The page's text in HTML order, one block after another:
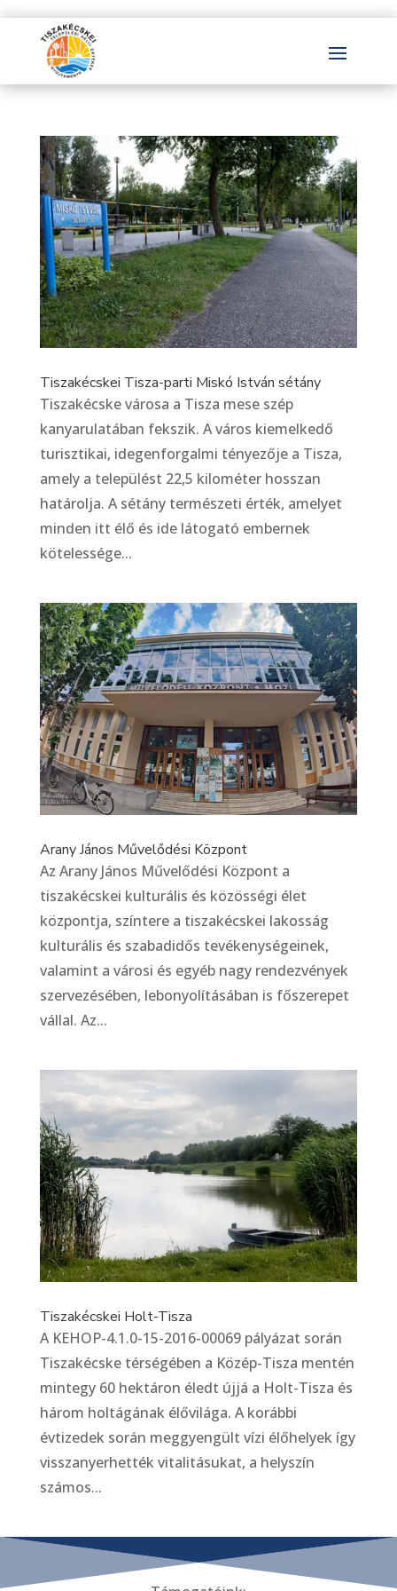
Tiszakécskei Tisza-parti Miskó István sétány
Tiszakécske városa a Tisza mese szép
kanyarulatában fekszik. A város kiemelkedő
turisztikai, idegenforgalmi tényezője a Tisza,
amely a települést 22,5 kilométer hosszan
határolja. A sétány természeti érték, amelyet
minden itt élő és ide látogató embernek
kötelessége...
Arany János Művelődési Központ
Az Arany János Művelődési Központ a
tiszakécskei kulturális és közösségi élet
központja, színtere a tiszakécskei lakosság
kulturális és szabadidős tevékenységeinek,
valamint a városi és egyéb nagy rendezvények
szervezésében, lebonyolításában is főszerepet
vállal. Az...
Tiszakécskei Holt-Tisza
A KEHOP-4.1.0-15-2016-00069 pályázat során
Tiszakécske térségében a Közép-Tisza mentén
mintegy 60 hektáron éledt újjá a Holt-Tisza és
három holtágának élővilága. A korábbi
évtizedek során meggyengült vízi élőhelyek így
visszanyerhették vitalitásukat, a helyszín
számos...